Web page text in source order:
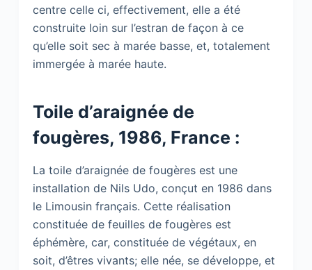
centre celle ci, effectivement, elle a été
construite loin sur l’estran de façon à ce
qu’elle soit sec à marée basse, et, totalement
immergée à marée haute.
Toile d’araignée de
fougères, 1986, France :
La toile d’araignée de fougères est une
installation de Nils Udo, conçut en 1986 dans
le Limousin français. Cette réalisation
constituée de feuilles de fougères est
éphémère, car, constituée de végétaux, en
soit, d’êtres vivants; elle née, se développe, et